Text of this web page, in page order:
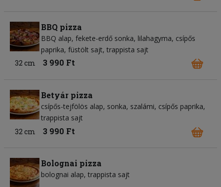
BBQ pizza
BBQ alap fekete-erdő sonka lilahagyma csípős
paprika füstölt sajt trappista sajt
32 cm
3 990 Ft
Betyár pizza
csípős-tejfölös alap sonka szalámi csípős paprika
trappista sajt
32 cm
3 990 Ft
Bolognai pizza
bolognai alap trappista sajt